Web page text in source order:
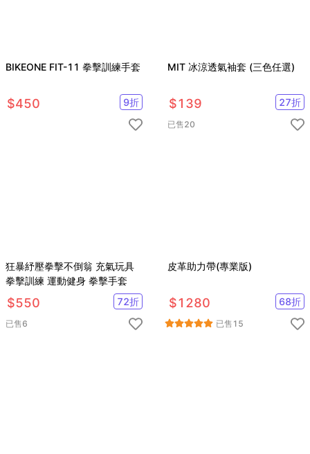
BIKEONE FIT-11 拳擊訓練手套
$450 9折
MIT 冰涼透氣袖套 (三色任選)
$139 27折
已售20
狂暴紓壓拳擊不倒翁 充氣玩具
拳擊訓練 運動健身 拳擊手套
$550 72折
已售6
皮革助力帶(專業版)
$1280 68折
已售 15